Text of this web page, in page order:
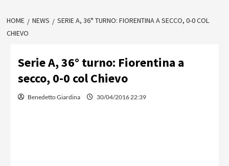
HOME NEWS
SERIE A, 36° TURNO: FIORENTINA A SECCO, 0-0 COL
CHIEVO
Serie A, 36° turno: Fiorentina a
secco, 0-0 col Chievo
Benedetto Giardina 30/04/2016 22:39